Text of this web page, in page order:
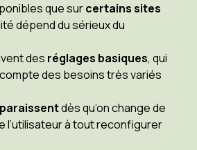
que surcertains sites
dépend du sérieux du
des réglages basiques, qui
des besoins très variés
dès qu’on change de
l’utilisateur à tout reconfigurer